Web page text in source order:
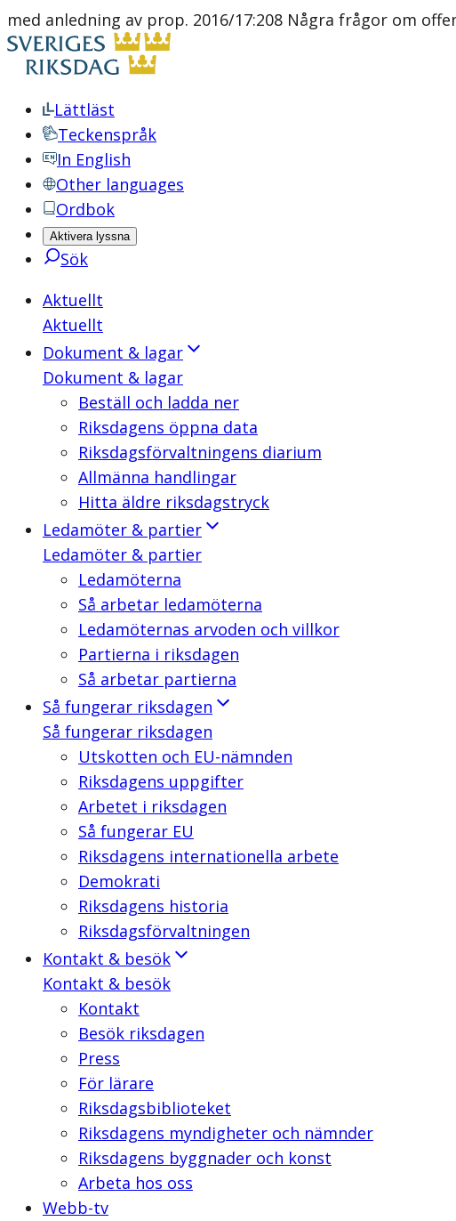
med anledning av prop. 2016/17:208 Några frågor om
Lättläst
Teckenspråk
In English
Other languages
Ordbok
Aktivera lyssna
Sök
Aktuellt
Aktuellt
Dokument & lagar
Dokument & lagar
Beställ och ladda ner
Riksdagens öppna data
Riksdagsförvaltningens diarium
Allmänna handlingar
Hitta äldre riksdagstryck
Ledamöter & partier
Ledamöter & partier
Ledamöterna
Så arbetar ledamöterna
Ledamöternas arvoden och villkor
Partierna i riksdagen
Så arbetar partierna
Så fungerar riksdagen
Så fungerar riksdagen
Utskotten och EU-nämnden
Riksdagens uppgifter
Arbetet i riksdagen
Så fungerar EU
Riksdagens internationella arbete
Demokrati
Riksdagens historia
Riksdagsförvaltningen
Kontakt & besök
Kontakt & besök
Kontakt
Besök riksdagen
Press
För lärare
Riksdagsbiblioteket
Riksdagens myndigheter och nämnder
Riksdagens byggnader och konst
Arbeta hos oss
Webb-tv